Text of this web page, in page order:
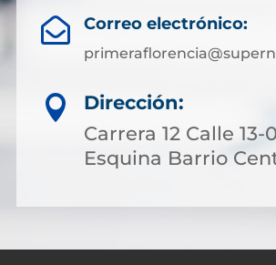
 Correo electrónico:

Dirección:
Carrera 12 Calle 13-
Esquina Barrio